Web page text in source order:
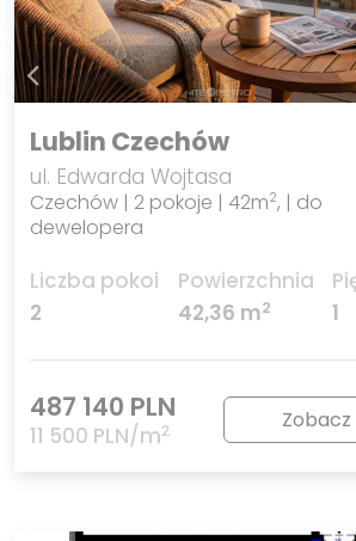
Lublin Czechów
ul. Edwarda Wojtasa
Czechów | 2 pokoje | 42m2, | do
dewelopera
Liczba pokoi
2
Powierzchnia
42,36 m2
1
487 140 PLN
11 500 PLN/m2 Zobacz